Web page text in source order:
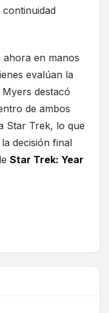
en manos
evalúan la
destacó
de ambos
Star Trek, lo que
decisión final
Star Trek: Year